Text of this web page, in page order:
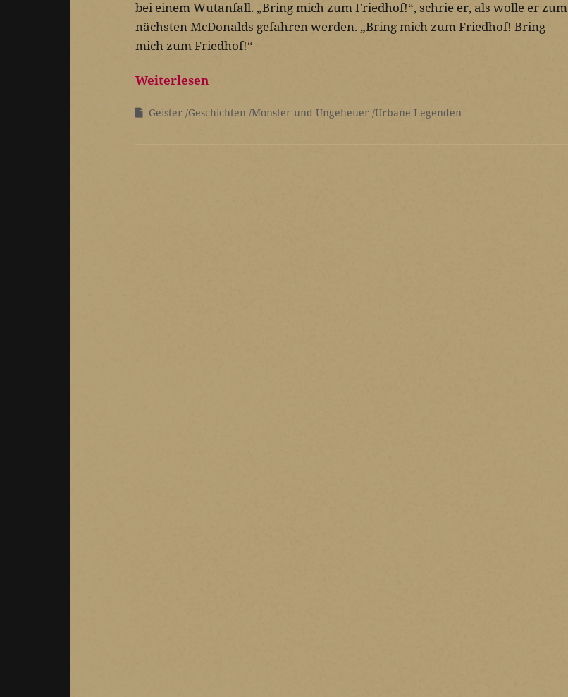
bei einem Wutanfall. „Bring mich zum Friedhof!“, schrie er, als wolle er zum
nächsten McDonalds gefahren werden. „Bring mich zum Friedhof! Bring
mich zum Friedhof!“
Weiterlesen
Geister Geschichten Monster und Ungeheuer Urbane Legenden